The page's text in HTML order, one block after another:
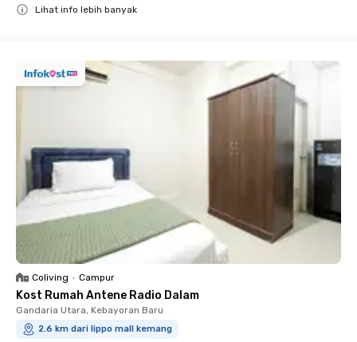
Lihat info lebih banyak
Coliving • Campur
Kost Rumah Antene Radio Dalam
Gandaria Utara, Kebayoran Baru
2.6 km dari lippo mall kemang